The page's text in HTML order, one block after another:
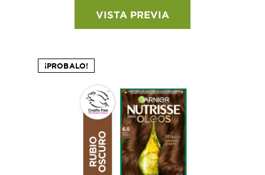
VISTA PREVIA
¡PROBALO!